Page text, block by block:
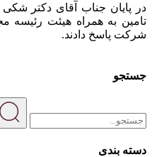
در پایان جناب آقای دکتر
تامین به همراه هیئت رئیسه
شرکت پاسخ دادند.
جستجو
دسته بندی